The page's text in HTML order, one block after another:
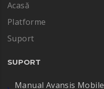
Acasă
Platforme
Suport
SUPORT
Manual Avansis Mobile